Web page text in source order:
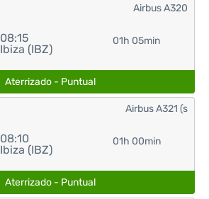
08:15
Ibiza (IBZ)
01h 05min
Airbus A320
Aterrizado - Puntual
08:10
Ibiza (IBZ)
01h 00min
Airbus A321 (s
Aterrizado - Puntual